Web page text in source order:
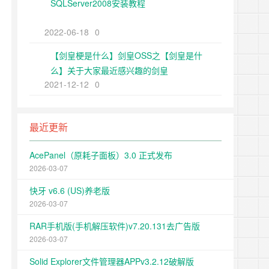
SQLServer2008安装教程
2022-06-18 0
【剑皇梗是什么】剑皇OSS之【剑皇是什
么】关于大家最近感兴趣的剑皇
2021-12-12 0
最近更新
AcePanel（原耗子面板）3.0 正式发布
2026-03-07
快牙 v6.6 (US)养老版
2026-03-07
RAR手机版(手机解压软件)v7.20.131去广告版
2026-03-07
Solid Explorer文件管理器APPv3.2.12破解版